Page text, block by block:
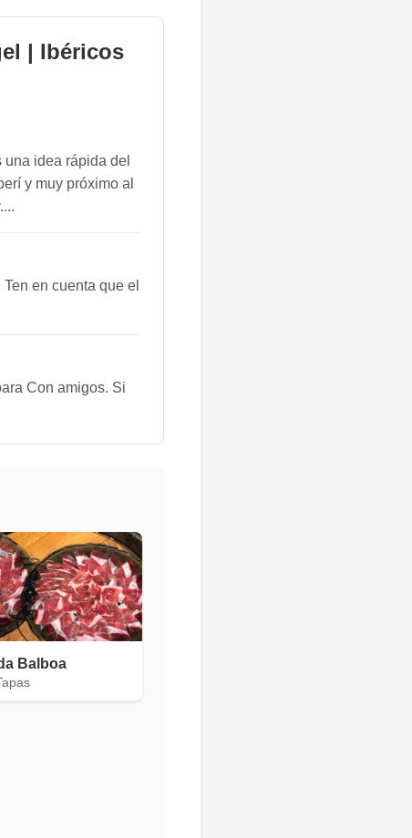
| Ibéricos
idea rápida del
y muy próximo al
en cuenta que el
Con amigos. Si
Balboa